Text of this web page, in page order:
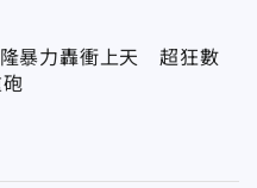
暴力轟衝上天 超狂數